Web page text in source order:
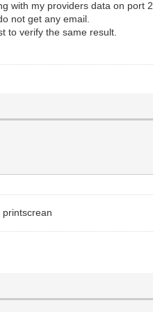
with my providers data on port
not get any email.
to verify the same result.
printscrean